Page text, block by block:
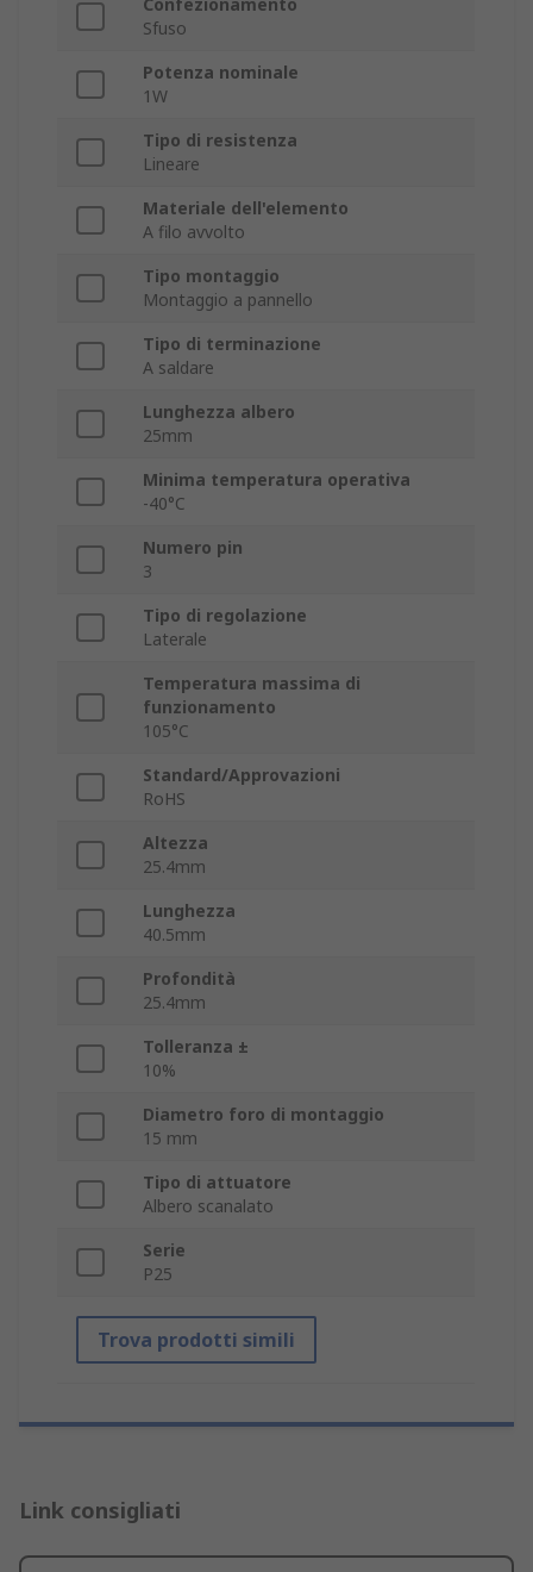
Confezionamento
Sfuso
Potenza nominale
1W
Tipo di resistenza
Lineare
Materiale dell'elemento
A filo avvolto
Tipo montaggio
Montaggio a pannello
Tipo di terminazione
A saldare
Lunghezza albero
25mm
Minima temperatura operativa
-40°C
Numero pin
3
Tipo di regolazione
Laterale
Temperatura massima di
funzionamento
105°C
Standard/Approvazioni
RoHS
Altezza
25.4mm
Lunghezza
40.5mm
Profondità
25.4mm
Tolleranza ±
10%
Diametro foro di montaggio
15 mm
Tipo di attuatore
Albero scanalato
Serie
P25
Trova prodotti simili
Link consigliati